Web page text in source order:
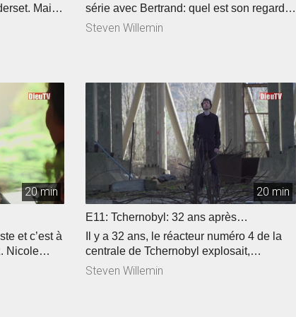
Mais
« Ma
en 3
à La
série avec Bertrand: quel est son regard
sur la fête de Noël?, la deuxième partie
Steven Willemin
20 min
et c’est à
Nicole
depuis
20 min
E11: Tchernobyl: 32 ans après…
Il y a 32 ans, le réacteur numéro 4 de la
centrale de Tchernobyl explosait,
provoquant la pire catastrophe nucléaire
Steven Willemin